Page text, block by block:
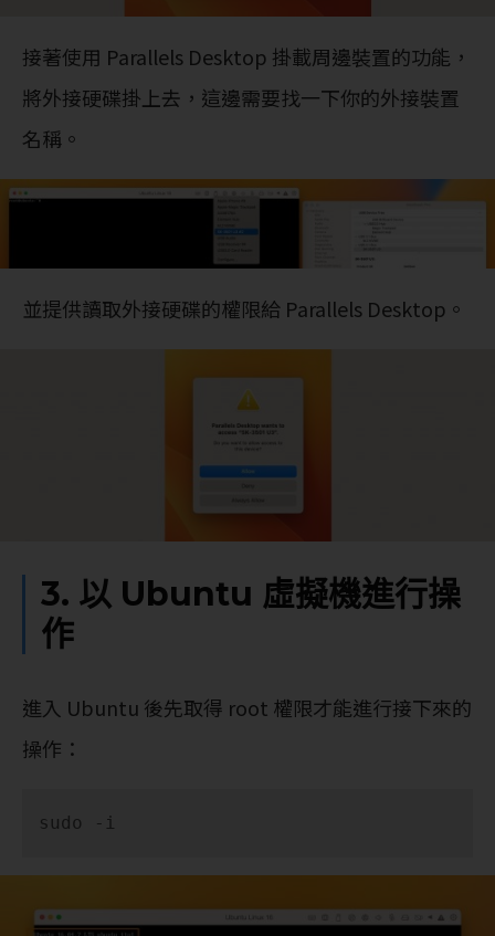
接著使用 Parallels Desktop 掛載周邊裝置的功能，
將外接硬碟掛上去，這邊需要找一下你的外接裝置
名稱。
並提供讀取外接硬碟的權限給 Parallels Desktop。
3. 以 Ubuntu 虛擬機進行操
作
進入 Ubuntu 後先取得 root 權限才能進行接下來的
操作：
sudo -i